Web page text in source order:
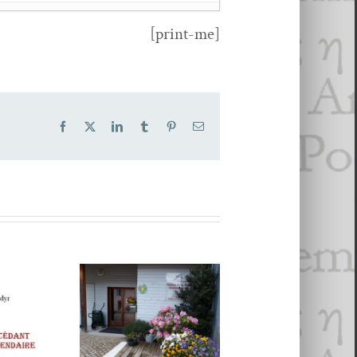
[print-me]
Facebook LinkedInTumblr PinterestEmail
Une maison
pour la Poésie 2 :
La Maison de
Poésie
JEAN
ROUSSELOT